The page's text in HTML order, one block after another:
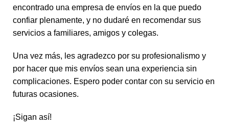
encontrado una empresa de envíos en la que puedo
confiar plenamente, y no dudaré en recomendar sus
servicios a familiares, amigos y colegas.
Una vez más, les agradezco por su profesionalismo y
por hacer que mis envíos sean una experiencia sin
complicaciones. Espero poder contar con su servicio en
futuras ocasiones.
¡Sigan así!